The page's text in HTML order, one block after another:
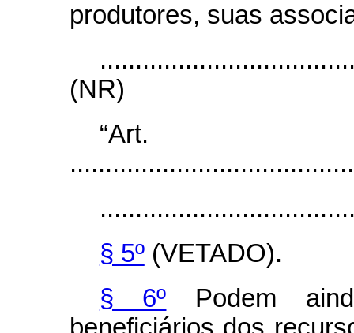
produtores, suas
(NR)
§ 5º(VETADO).
§ 6º Podem